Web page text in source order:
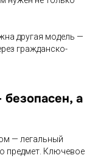
другая модель —
гражданско-
а
— легальный
предмет. Ключевое